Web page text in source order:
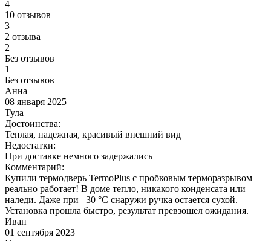
4
10 отзывов
3
2 отзыва
2
Без отзывов
1
Без отзывов
Анна
08 января 2025
Тула
Достоинства:
Теплая, надежная, красивый внешний вид
Недостатки:
При доставке немного задержались
Комментарий:
Купили термодверь TermoPlus с пробковым терморазрывом —
реально работает! В доме тепло, никакого конденсата или
наледи. Даже при –30 °C снаружи ручка остается сухой.
Установка прошла быстро, результат превзошел ожидания.
Иван
01 сентября 2023